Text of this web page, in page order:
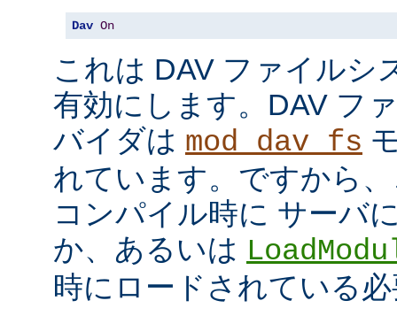
Dav On
これは DAV ファイルシ
有効にします。DAV フ
バイダは mod_dav_fs
れています。ですから
コンパイル時に サーバ
か、あるいは
時にロードされている